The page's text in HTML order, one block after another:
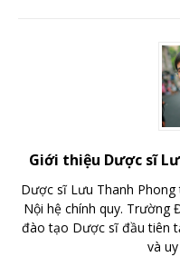
Giới thiệu Dược sĩ
Dược sĩ Lưu Thanh
Nội hệ chính quy. Trường
đào tạo Dược sĩ đầu tiên
và